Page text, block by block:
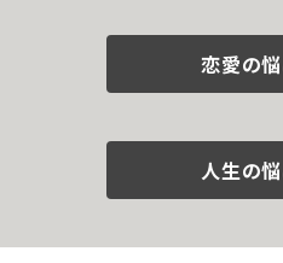
恋愛の
人生の